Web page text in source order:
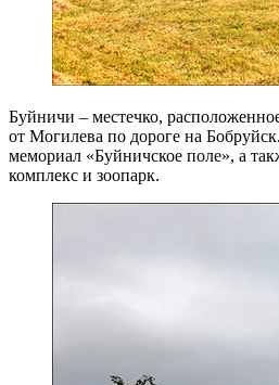
Буйничи – местечко,
от Могилева по дороге на
мемориал «Буйничское поле», а
комплекс и зоопарк.